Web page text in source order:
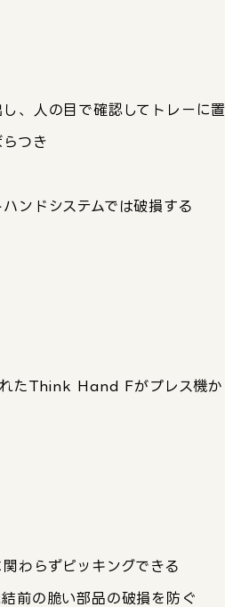
、人の目で確認してトレーに
つき
ンドシステムでは破損する
たThink Hand Fがプレス機か
わらずピッキングできる
前の脆い部品の破損を防ぐ